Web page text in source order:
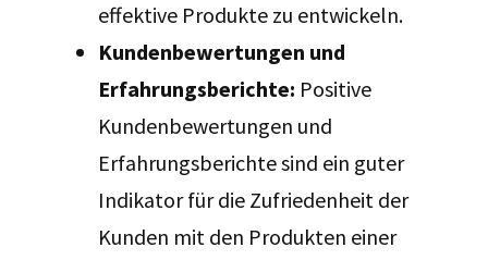
effektive Produkte zu entwickeln.
Kundenbewertungen und
Erfahrungsberichte: Positive
Kundenbewertungen und
Erfahrungsberichte sind ein guter
Indikator für die Zufriedenheit der
Kunden mit den Produkten einer